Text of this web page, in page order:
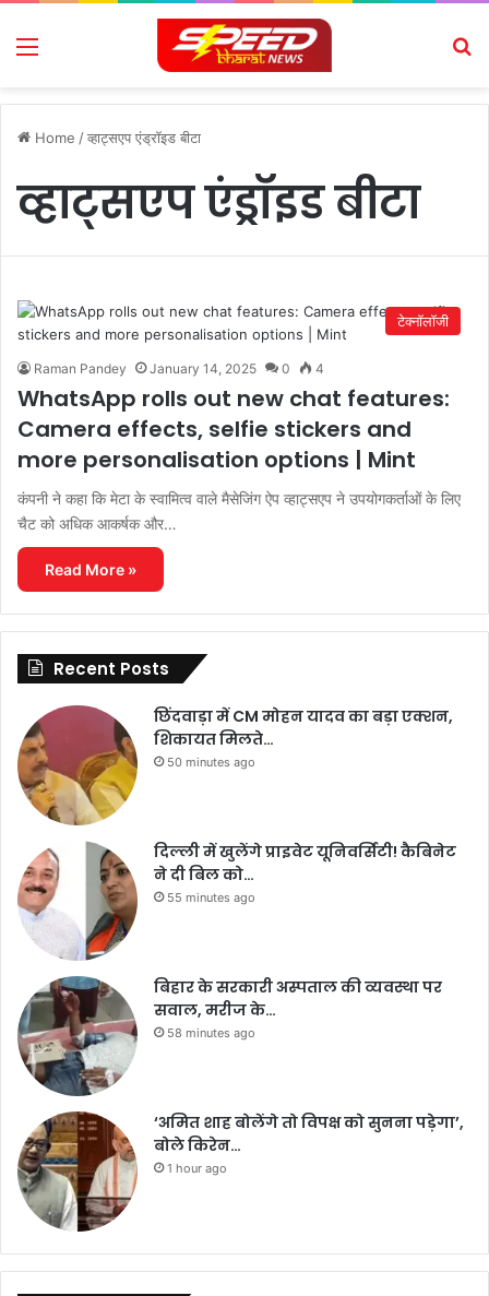
Menu
Home /व्हाट्सएप एंड्रॉइड बीटा
व्हाट्सएप एंड्रॉइड बीटा
टेक्नॉलॉजी
Raman Pandey January 14, 2025 0 4
WhatsApp rolls out new chat features:
Camera effects, selfie stickers and
more personalisation options | Mint
कंपनी ने कहा कि मेटा के स्वामित्व वाले मैसेजिंग ऐप व्हाट्सएप ने उपयोगकर्ताओं के लिए
चैट को अधिक आकर्षक और…
Read More »
Recent Posts
छिंदवाड़ा में CM मोहन यादव का बड़ा एक्शन,
शिकायत मिलते…
50 minutes ago
दिल्ली में खुलेंगे प्राइवेट यूनिवर्सिटी! कैबिनेट
ने दी बिल को…
55 minutes ago
बिहार के सरकारी अस्पताल की व्यवस्था पर
सवाल, मरीज के…
58 minutes ago
‘अमित शाह बोलेंगे तो विपक्ष को सुनना पड़ेगा’,
बोले किरेन…
1 hour ago